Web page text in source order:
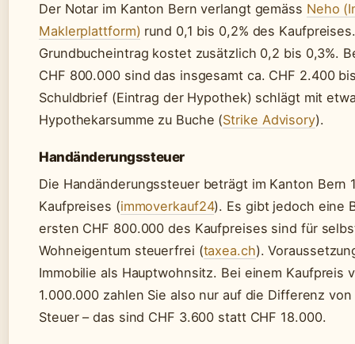
Der Notar im Kanton Bern verlangt gemäss Neho
Maklerplattform) rund 0,1 bis 0,2% des
Grundbucheintrag kostet zusätzlich 0,2 bis 0,3%.
CHF 800.000 sind das insgesamt ca. CHF 2.400
Schuldbrief (Eintrag der Hypothek) schlägt mit
Hypothekarsumme zu Buche (Strike Advisory).
Handänderungssteuer
Die Handänderungssteuer beträgt im Kanton Bern
Kaufpreises (immoverkauf24). Es gibt jedoch eine
ersten CHF 800.000 des Kaufpreises sind für
Wohneigentum steuerfrei (taxea.ch).
Immobilie als Hauptwohnsitz. Bei einem Kaufpreis
1.000.000 zahlen Sie also nur auf die Differenz
Steuer – das sind CHF 3.600 statt CHF 18.000.